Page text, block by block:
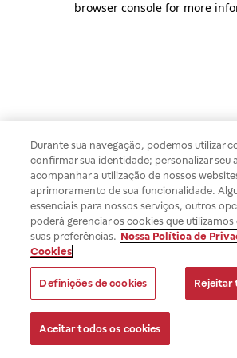
browser console for more
Durante sua navegação, podemos utilizar
confirmar sua identidade; personalizar seu
acompanhar a utilização de nossos
aprimoramento de sua funcionalidade.
essenciais para nossos serviços, outros
poderá gerenciar os cookies que
suas preferências. Nossa Política de
Cookies
Definições de cookies Rejeitar
Aceitar todos os cookies